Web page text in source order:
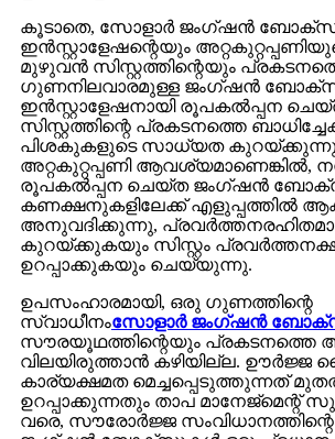
കൂടാതെ, സോളാർ ജംഗ്ഷൻ
ഇൻസ്റ്റാളേഷന്റെയും
മുഴുവൻ സിസ്റ്റത്തിന്റെയും
ഗുണനിലവാരമുള്ള ജംഗ്ഷൻ
ഇൻസ്റ്റാളേഷനായി രൂപകൽപ്പന
സിസ്റ്റത്തിന്റെ പ്രകടനത്തെ
പിശകുകളുടെ സാധ്യത
അറ്റകുറ്റപ്പണി ആവശ്യമാണെങ്കിൽ,
രൂപകൽപ്പന ചെയ്‌ത ജംഗ്ഷൻ
കണക്ഷനുകളിലേക്ക് എളുപ്പത്തിൽ
അനുവദിക്കുന്നു,
കുറയ്ക്കുകയും സിസ്റ്റം
ഉറപ്പാക്കുകയും ചെയ്യുന്നു.
ഉപസംഹാരമായി, ഒരു ഗുണത്തിന്റെ
സ്വാധീനംസോളാർ ജംഗ്ഷൻ
സൗരയൂഥത്തിന്റെയും പ്രകടനത്തെ
വിലയിരുത്താൻ കഴിയില്ല. ഊർജ്ജ
കാര്യക്ഷമത മെച്ചപ്പെടുത്തുന്നത്
ഉറപ്പാക്കുന്നതും താപ മാനേജ്മെന്റ്
വരെ, സൗരോർജ്ജ സംവിധാനത്തിന്റെ